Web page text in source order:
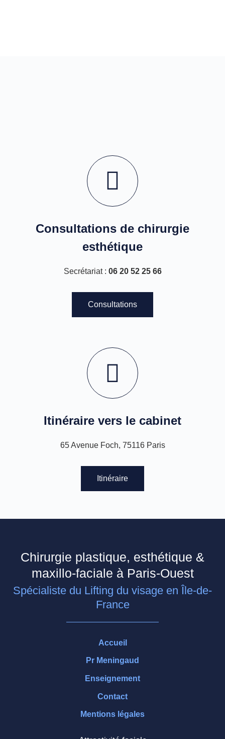
Consultations de chirurgie
esthétique
Secrétariat : 06 20 52 25 66
Consultations
Itinéraire vers le cabinet
65 Avenue Foch, 75116 Paris
Itinéraire
Chirurgie plastique, esthétique &
maxillo-faciale à Paris-Ouest
Spécialiste du Lifting du visage en Île-de-
France
Accueil
Pr Meningaud
Enseignement
Contact
Mentions légales